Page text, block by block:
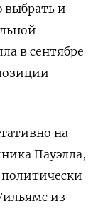
выбрать и
в сентябре
на
Пауэлла,
из